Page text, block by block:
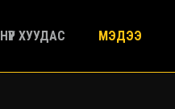
НҮҮР ХУУДАС МЭДЭЭ